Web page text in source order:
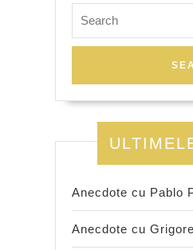
for:
Anecdote cu Pablo
Anecdote cu